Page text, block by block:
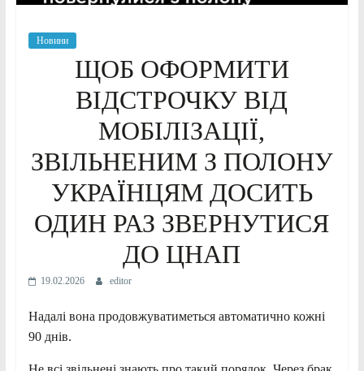
Новини
ЩОБ ОФОРМИТИ
ВІДСТРОЧКУ ВІД
МОБІЛІЗАЦІЇ,
ЗВІЛЬНЕНИМ З ПОЛОНУ
УКРАЇНЦЯМ ДОСИТЬ
ОДИН РАЗ ЗВЕРНУТИСЯ
ДО ЦНАП
19.02.2026 editor
Надалі вона продовжуватиметься автоматично кожні
90 днів.